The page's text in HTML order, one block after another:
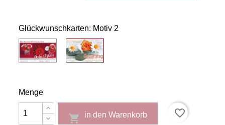
Glückwunschkarten: Motiv 2
Motiv
1
Motiv
2
Menge
 in den Warenkorb favorite_border